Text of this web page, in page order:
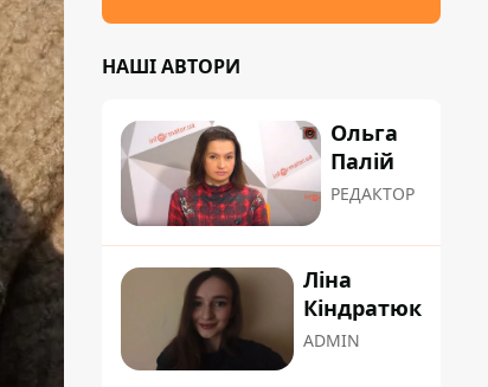
НАШІ АВТОРИ
Ольга
Палій
РЕДАКТОР
Ліна
Кіндратюк
ADMIN